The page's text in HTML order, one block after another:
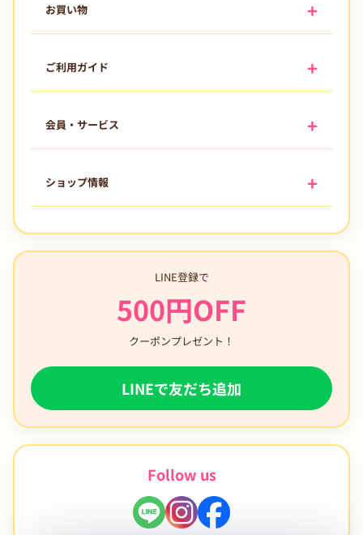
お買い物
ご利用ガイド
会員・サービス
ショップ情報
LINE登録で
500円OFF
クーポンプレゼント！
LINEで友だち追加
Follow us